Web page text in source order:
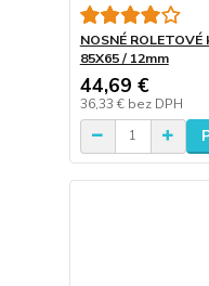
NOSNÉ
85X65 / 12mm
44,69 €
36,33 € bez DPH